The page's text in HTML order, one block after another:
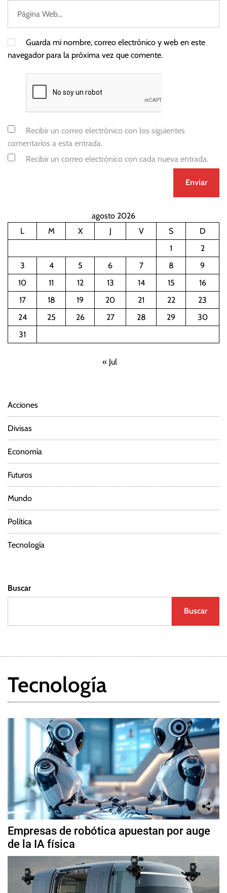
Guarda mi nombre, correo electrónico y web en este
navegador para la próxima vez que comente.
Recibir un correo electrónico con los siguientes
comentarios a esta entrada.
Recibir un correo electrónico con cada nueva entrada.
agosto 2026
L
M X J V S
D
1
2
3
4 5 6 7 8
9
10
11 12 13 14 15
16
17
18 19 20 21 22
23
24
25 26 27 28 29
30
31
« Jul
Acciones
Divisas
Economía
Futuros
Mundo
Política
Tecnología
Buscar
Buscar
Tecnología
Empresas de robótica apuestan por auge
de la IA física